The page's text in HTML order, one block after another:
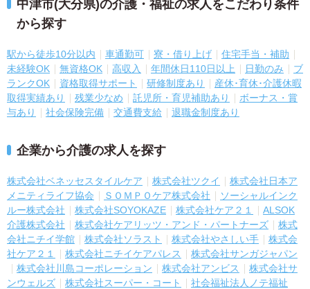
中津市(大分県)の介護・福祉の求人をこだわり条件
から探す
駅から徒歩10分以内 車通勤可 寮・借り上げ
住宅手当・補助
未経験OK
無資格OK 高収入 年間休日110日以上 日勤のみ
ブ
ランクOK
資格取得サポート 研修制度あり
産休･育休･介護休暇
取得実績あり
残業少なめ 託児所・育児補助あり
ボーナス・賞
与あり
社会保険完備 交通費支給 退職金制度あり
企業から介護の求人を探す
株式会社ベネッセスタイルケア 株式会社ツクイ
株式会社日本ア
メニティライフ協会
ＳＯＭＰＯケア株式会社
ソーシャルインク
ルー株式会社
株式会社SOYOKAZE 株式会社ケア２１
ALSOK
介護株式会社
株式会社ケアリッツ・アンド・パートナーズ
株式
会社ニチイ学館
株式会社ソラスト 株式会社やさしい手
株式会
社ケア２１
株式会社ニチイケアパレス
株式会社サンガジャパン
株式会社川島コーポレーション
株式会社アンビス
株式会社サ
ンウェルズ
株式会社スーパー・コート
社会福祉法人ノテ福祉